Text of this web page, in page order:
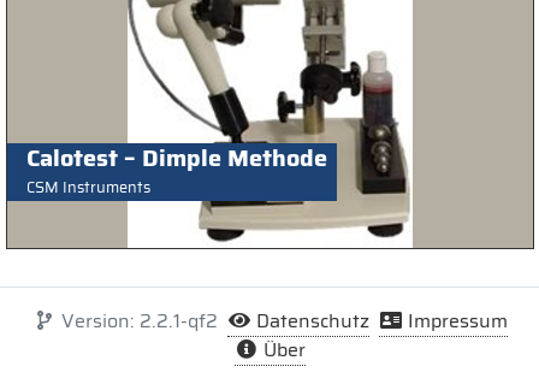
Calotest – Dimple Methode
CSM Instruments
Version: 2.2.1-qf2 Datenschutz
Impressum
Über